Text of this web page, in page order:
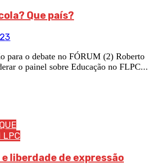
Que país?
para o debate no FÓRUM (2) Roberto
o painel sobre Educação no FLPC...
LPC
e liberdade de expressão